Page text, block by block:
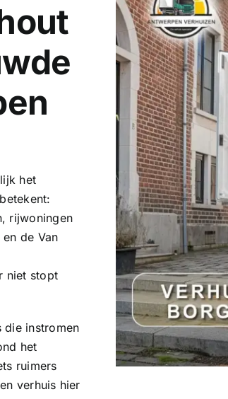
het
rijwoningen
de Van
niet stopt
die instromen
het
ruimers
verhuis hier